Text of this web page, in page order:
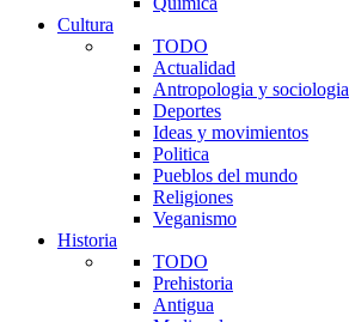
Cultura
TODO
Actualidad
Antropologia y sociologia
Deportes
Ideas y movimientos
Politica
Pueblos del mundo
Religiones
Veganismo
Historia
TODO
Prehistoria
Antigua